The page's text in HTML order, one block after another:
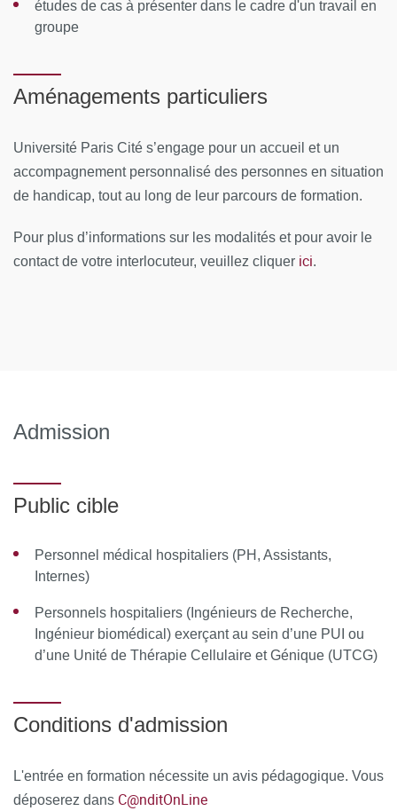
Moyens techniques :
PROGRAMME
Module 1 :Rappels des données de bases de biologie
moléculaires et cellulaires pour comprendre les principes
de la Thérapie Cellulaire, de la Thérapie Génique et de
scientifiques(40 heures)
pratiques professionnelles - aspects contractuels –
MOYENS PÉDAGOGIQUES ET TECHNIQUES
D’ENCADREMENT
Équipe pédagogique : Miryam MEBARKI, Annick TIBI,
Hélène BOUCHER, Jean-Hugues TROUVIN
Responsable pédagogique : Miryam MEBARKI, Unité de
Thérapie Cellulaire, Hôpital Saint Louis
RÉSULTATS
Au cours de la formation, le stagiaire émarge une feuille de
présence par demi-journée de formation en présentiel et le
études de cas à présenter dans le cadre d'un travail en
groupe
Aménagements particuliers
Université Paris Cité s’engage pour un accueil et un
accompagnement personnalisé des personnes en situation
de handicap, tout au long de leur parcours de formation.
Pour plus d’informations sur les modalités et pour avoir le
contact de votre interlocuteur, veuillez cliquer ici.
Admission
Public cible
Personnel médical hospitaliers (PH, Assistants,
Internes)
Personnels hospitaliers (Ingénieurs de Recherche,
Ingénieur biomédical) exerçant au sein d’une PUI ou
d’une Unité de Thérapie Cellulaire et Génique (UTCG)
Conditions d'admission
L'entrée en formation nécessite un avis pédagogique. Vous
déposerez dans C@nditOnLine